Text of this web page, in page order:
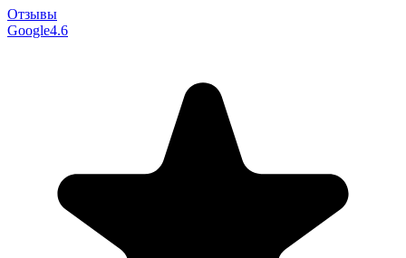
Отзывы
Google4.6